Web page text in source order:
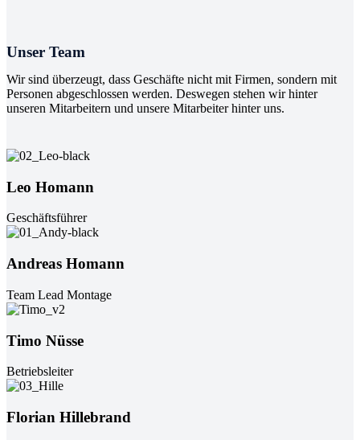
Unser Team
Wir sind überzeugt, dass Geschäfte nicht mit Firmen, sondern mit
Personen abgeschlossen werden. Deswegen stehen wir hinter
unseren Mitarbeitern und unsere Mitarbeiter hinter uns.
Leo Homann
Geschäftsführer
Andreas Homann
Team Lead Montage
Timo Nüsse
Betriebsleiter
Florian Hillebrand